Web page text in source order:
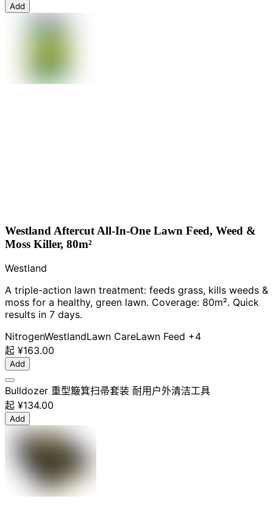
Add
Westland Aftercut All-In-One Lawn Feed, Weed &
Moss Killer, 80m²
Westland
A triple-action lawn treatment: feeds grass, kills weeds &
moss for a healthy, green lawn. Coverage: 80m². Quick
results in 7 days.
NitrogenWestlandLawn CareLawn Feed +4
起 ¥163.00
Add
Bulldozer 重型簸箕扫帚套装 耐用户外清洁工具
起 ¥134.00
Add